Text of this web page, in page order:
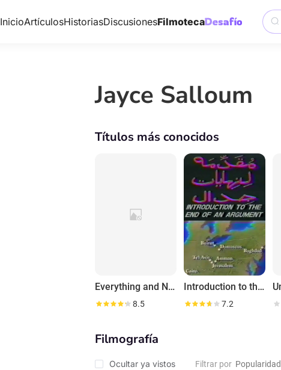
InicioArtículosHistoriasDiscusionesFilmoteca
Jayce Salloum
Títulos más conocidos
Everything and Nothing
8.5
Introduction to the End of an Argument
7.2
Filmografía
Ocultar ya vistos Filtrar por